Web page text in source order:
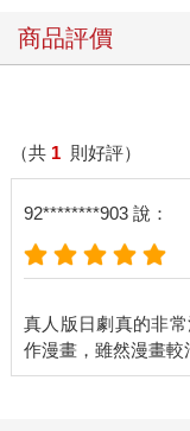
商品評價
（共 1 則好評）
92********903 說：
真人版日劇真的非